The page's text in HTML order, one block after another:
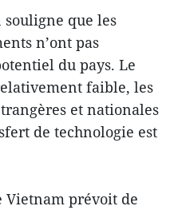
que les
n’ont pas
du pays. Le
faible, les
et nationales
de technologie est
Vietnam prévoit de